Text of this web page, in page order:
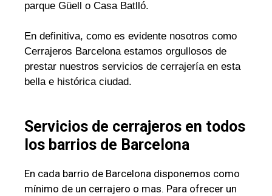
parque Güell o Casa Batlló.
En definitiva, como es evidente nosotros como
Cerrajeros Barcelona estamos orgullosos de
prestar nuestros servicios de cerrajería en esta
bella e histórica ciudad.
Servicios de cerrajeros en todos
los barrios de Barcelona
En cada barrio de Barcelona disponemos como
mínimo de un cerrajero o mas. Para ofrecer un